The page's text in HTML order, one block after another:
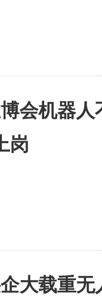
会机器
岗
大载重